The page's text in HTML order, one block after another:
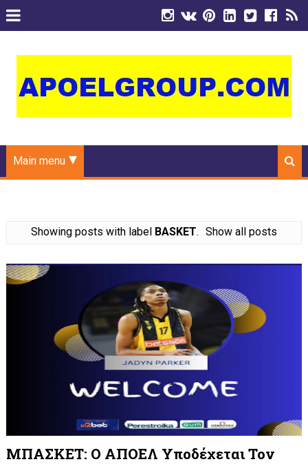
Main menu
Showing posts with label BASKET. Show all posts
ΜΠΑΣΚΕΤ: Ο ΑΠΟΕΛ Υποδέχεται Τον